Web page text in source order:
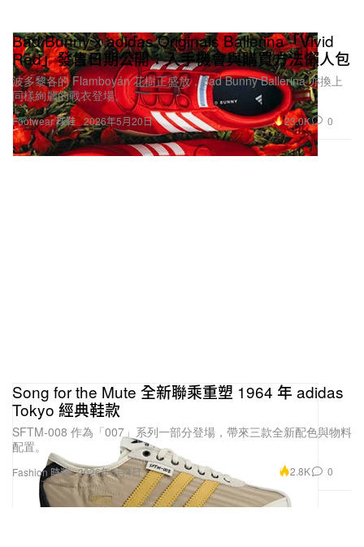
Footwear 球鞋
Bad Bunny x adidas Originals Ballerina「Vivid
Red」發售日期公開：入手機會與購買方法懶人包
波多黎各的 Flamboyán 花樹正盛放，Bad Bunny Ballerina 亦換上
同樣絢麗的戰衣登場。
2026年5月20日 23.0K 0
Fashion 時裝
Song for the Mute 全新聯乘重塑 1964 年 adidas
Tokyo 經典鞋款
SFTM-008 作為「007」系列一部分登場，帶來三款全新配色與物料
配置。
2026年5月4日 2.8K 0